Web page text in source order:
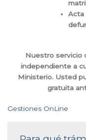
Acta
Nuestro servicio
independiente a
Ministerio. Usted
gratuita
Gestiones OnLine